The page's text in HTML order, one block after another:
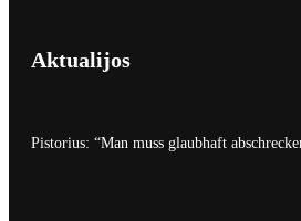
Aktualijos
Pistorius: “Man muss glaubhaft